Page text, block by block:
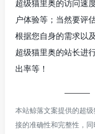
超级猫里奥的访问速
户体验等；当然要评
根据您自身的需求以
超级猫里奥的站长进
出率等！
本站鲸落文案提供的超
接的准确性和完整性，